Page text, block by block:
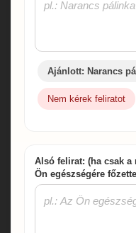
Ajánlott: Narancs
Nem kérek feliratot
Alsó felirat: (ha csak a
Ön egészségére